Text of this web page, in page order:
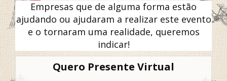
Empresas que de alguma forma estão
ajudando ou ajudaram a realizar este evento
e o tornaram uma realidade, queremos
indicar!
Quero Presente Virtual